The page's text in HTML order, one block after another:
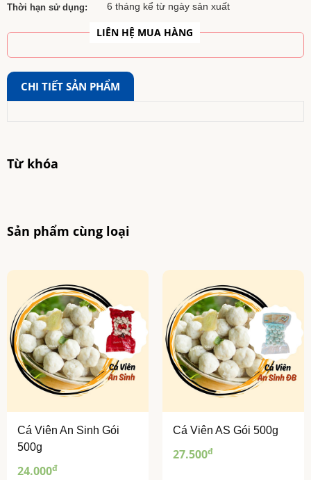
Thời hạn sử dụng: 6 tháng kể từ ngày sản xuất
LIÊN HỆ MUA HÀNG
CHI TIẾT SẢN PHẨM
Từ khóa
Sản phẩm cùng loại
Cá Viên An Sinh Gói
500g
24.000đ
Cá Viên AS Gói 500g
27.500đ